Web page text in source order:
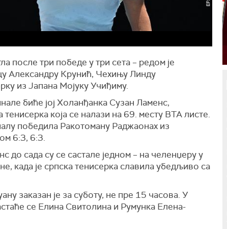
после три победе у три сета – редом је
Александру Крунић, Чехињу Линду
из Јапана Мојуку Учиђиму.
биће јој Холанђанка Сузан Ламенс,
која се налази на 69. месту ВТА листе.
победила Ракотоману Раджаонах из
6:3, 6:3.
до сада су се састале једном – на челенџеру у
када је српска тенисерка славила убедљиво са
заказан је за суботу, не пре 15 часова. У
се Елина Свитолина и Румунка Елена-